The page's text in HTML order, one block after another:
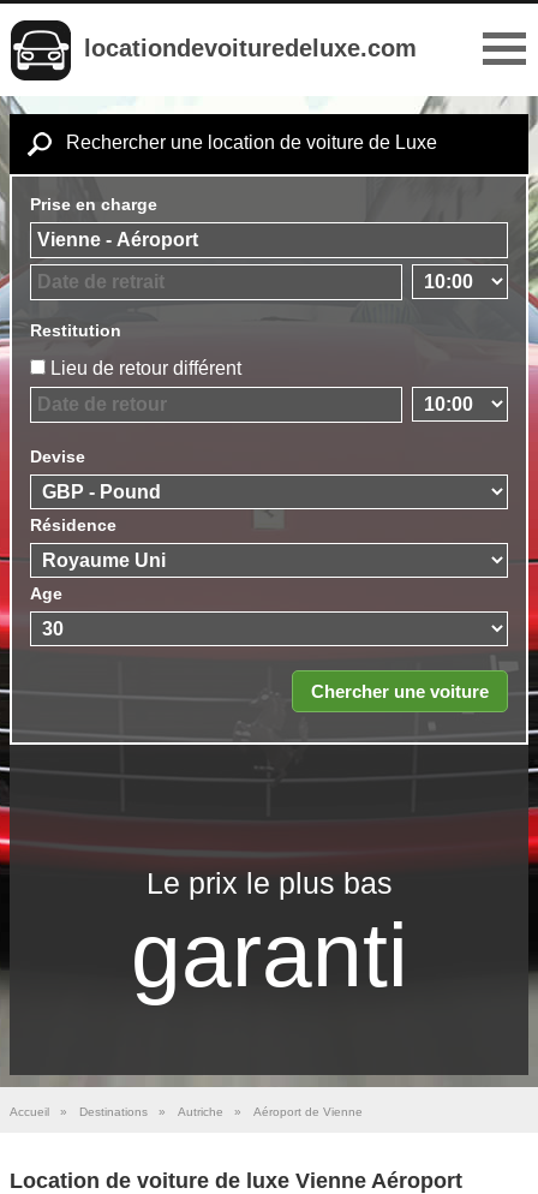
locationdevoituredeluxe.com
Rechercher une location de voiture de Luxe
Prise en charge
Restitution
Lieu de retour différent
Devise
Résidence
Age
Le prix le​ plus bas
garanti
Accueil » Destinations » Autriche » Aéroport de Vienne
Location de voiture de luxe Vienne Aéroport